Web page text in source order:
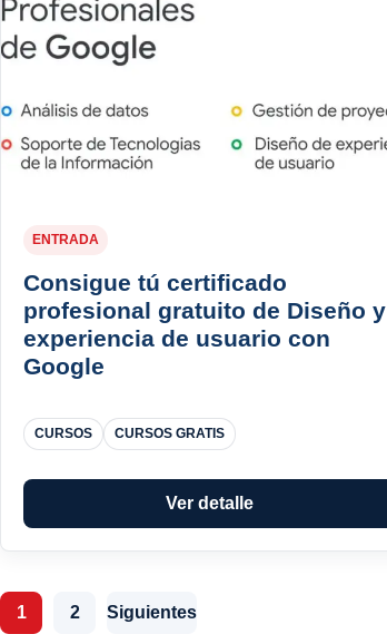
ENTRADA
Consigue tú certificado
profesional gratuito de Diseño y
experiencia de usuario con
Google
CURSOS CURSOS GRATIS
Ver detalle
Paginación de entradas
1 2 Siguientes